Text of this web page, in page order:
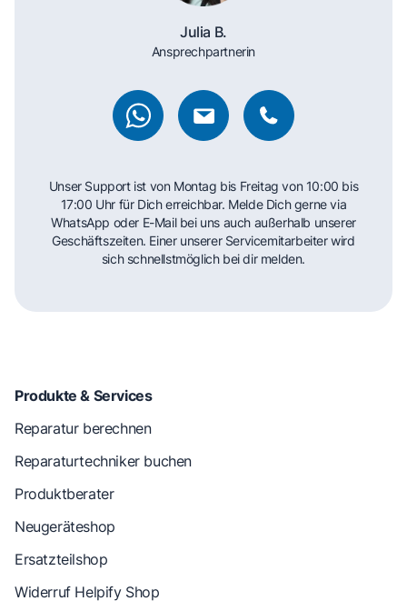
Julia B.
Ansprechpartnerin
Unser Support ist von Montag bis Freitag von 10:00 bis
17:00 Uhr für Dich erreichbar. Melde Dich gerne via
WhatsApp oder E-Mail bei uns auch außerhalb unserer
Geschäftszeiten. Einer unserer Servicemitarbeiter wird
sich schnellstmöglich bei dir melden.
Produkte & Services
Reparatur berechnen
Reparaturtechniker buchen
Produktberater
Neugeräteshop
Ersatzteilshop
Widerruf Helpify Shop